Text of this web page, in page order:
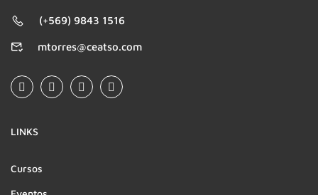
(+569) 9843 1516
mtorres@ceatso.com
LINKS
Cursos